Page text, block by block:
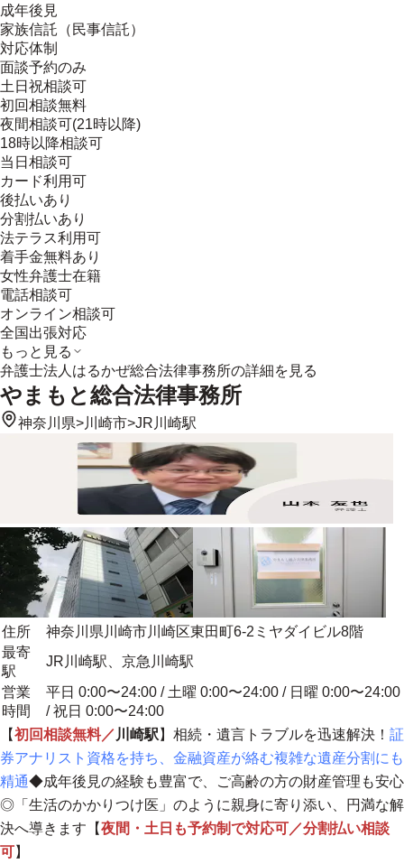
成年後見
家族信託（民事信託）
対応体制
面談予約のみ
土日祝相談可
初回相談無料
夜間相談可(21時以降)
18時以降相談可
当日相談可
カード利用可
後払いあり
分割払いあり
法テラス利用可
着手金無料あり
女性弁護士在籍
電話相談可
オンライン相談可
全国出張対応
もっと見る
弁護士法人はるかぜ総合法律事務所の詳細を見る
やまもと総合法律事務所
神奈川県>川崎市>JR川崎駅
住所
神奈川県川崎市川崎区東田町6-2ミヤダイビル8階
最寄
駅
JR川崎駅、京急川崎駅
営業
時間
平日 0:00〜24:00 / 土曜 0:00〜24:00 / 日曜 0:00〜24:00
/ 祝日 0:00〜24:00
【初回相談無料／ 川崎駅 】相続・遺言トラブルを迅速解決！ 証
券アナリスト資格を持ち、金融資産が絡む複雑な遺産分割にも
精通◆成年後見の経験も豊富で、ご高齢の方の財産管理も安心
◎ 「生活のかかりつけ医」のように親身に寄り添い、円満な解
決へ導きます 【夜間・土日も予約制で対応可／分割払い相談
可】